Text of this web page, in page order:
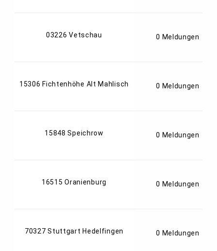
03226 Vetschau 0 Meldungen
15306 Fichtenhöhe Alt Mahlisch 0 Meldungen
15848 Speichrow 0 Meldungen
16515 Oranienburg 0 Meldungen
70327 Stuttgart Hedelfingen 0 Meldungen